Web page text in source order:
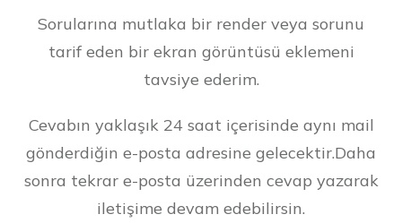
Sorularına mutlaka bir render veya sorunu
tarif eden bir ekran görüntüsü eklemeni
tavsiye ederim.
Cevabın yaklaşık 24 saat içerisinde aynı mail
gönderdiğin e-posta adresine gelecektir.Daha
sonra tekrar e-posta üzerinden cevap yazarak
iletişime devam edebilirsin.